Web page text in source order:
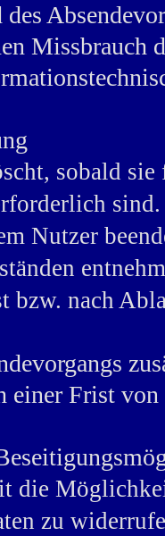
sobald
Nutzer
bzw. nach
einer Frist
die
zu